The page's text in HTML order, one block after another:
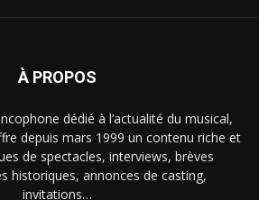
À PROPOS
dédié à l’actualité du musical,
depuis mars 1999 un contenu riche et
de spectacles, interviews, brèves
historiques, annonces de casting,
invitations…